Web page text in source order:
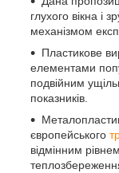
глухого вікна і
механізмом
Пластикове
елементами
подвійним
показників.
європейського
відмінним